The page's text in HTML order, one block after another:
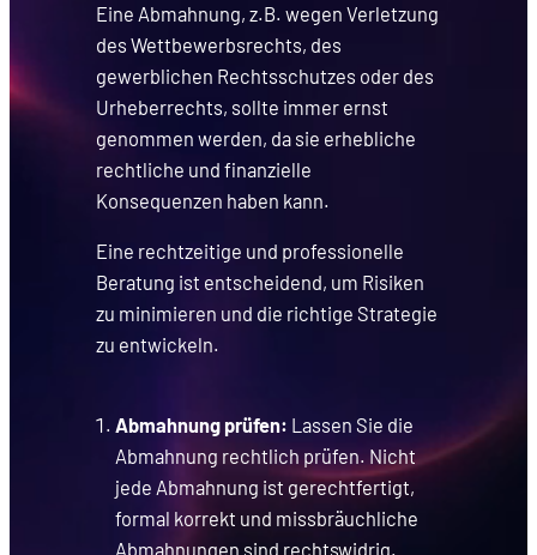
Eine Abmahnung, z.B. wegen Verletzung
des Wettbewerbsrechts, des
gewerblichen Rechtsschutzes oder des
Urheberrechts, sollte immer ernst
genommen werden, da sie erhebliche
rechtliche und finanzielle
Konsequenzen haben kann.
Eine rechtzeitige und professionelle
Beratung ist entscheidend, um Risiken
zu minimieren und die richtige Strategie
zu entwickeln.
Abmahnung prüfen: Lassen Sie die
Abmahnung rechtlich prüfen. Nicht
jede Abmahnung ist gerechtfertigt,
formal korrekt und missbräuchliche
Abmahnungen sind rechtswidrig.